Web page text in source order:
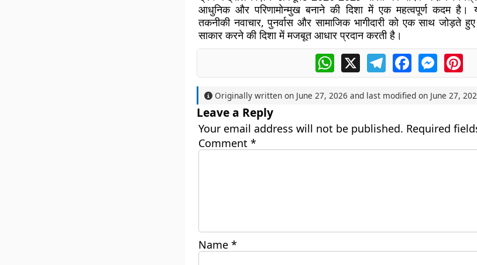
आधुनिक और परिणामोन्मुख बनाने की दिशा में एक महत्वपूर्ण कदम है।
तकनीकी नवाचार, पुनर्वास और सामाजिक भागीदारी को एक साथ जोड़ते
साकार करने की दिशा में मजबूत आधार प्रदान करती है।
WhatsApp
X TelegramFacebook
Originally written on June 27, 2026 and last modified on June 27,
Leave a Reply
Your email address will not be published. Required
Comment *
Name *